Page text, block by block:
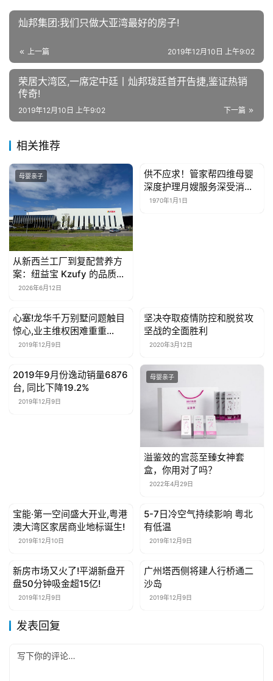
灿邦集团:我们只做大亚湾最好的房子!
上一篇 2019年12月10日 上午9:02
荣居大湾区,一席定中廷丨灿邦珑廷首开告捷,鉴证热销
传奇!
下一篇
2019年12月10日 上午9:02
相关推荐
母婴亲子
从新西兰工厂到复配营养方
案：纽益宝 Kzufy 的品质追
溯之路
2026年6月12日
母婴亲子
供不应求！管家帮四维母婴
深度护理月嫂服务深受消费
者欢迎
1970年1月1日
母婴亲子
心塞!龙华千万别墅问题触目
惊心,业主维权困难重重…
2019年12月9日
母婴亲子
坚决夺取疫情防控和脱贫攻
坚战的全面胜利
2020年3月12日
母婴亲子
2019年9月份逸动销量6876
台, 同比下降19.2%
2019年12月9日
母婴亲子
溢鉴效的宫蕊至臻女神套
盒，你用对了吗？
2022年4月29日
母婴亲子
宝能·第一空间盛大开业,粤港
澳大湾区家居商业地标诞生!
2019年12月10日
母婴亲子
5-7日冷空气持续影响 粤北
有低温
2019年12月9日
母婴亲子
新房市场又火了!平湖新盘开
盘50分钟吸金超15亿!
2019年12月9日
母婴亲子
广州塔西侧将建人行桥通二
沙岛
2019年12月9日
发表回复